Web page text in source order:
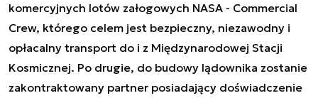
komercyjnych lotów załogowych NASA - Commercial
Crew, którego celem jest bezpieczny, niezawodny i
opłacalny transport do i z Międzynarodowej Stacji
Kosmicznej. Po drugie, do budowy lądownika zostanie
zakontraktowany partner posiadający doświadczenie